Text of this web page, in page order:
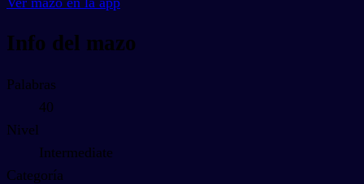
Info del mazo
Palabras
40
Nivel
Intermediate
Categoría